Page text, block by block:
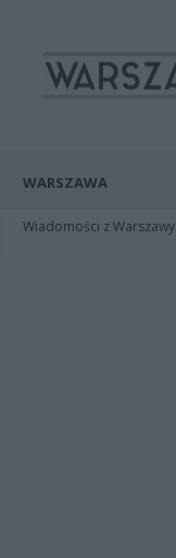
WARSZAWA
Wiadomości z Warszawy